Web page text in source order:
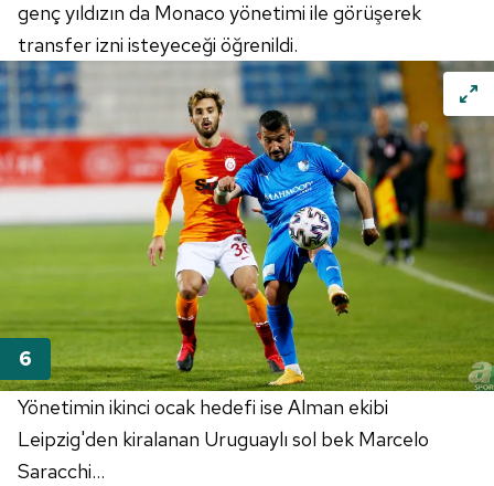
reklam/pazarlama faaliyetlerinin yapılması, amaçlarıyla
sınırlı olarak açık rızanız dahilinde kullanılacaktır.
Çerezlere ilişkin tercihlerinizi aşağıda yer alan panel
vasıtasıyla belirleyebilirsiniz. Çerezlere ilişkin detaylı bilgi
için Ayarlar butonuna tıklayabilir,Çerez Bilgilendirme
Metnimizi
ziyaret edebilirsiniz.
6698 sayılı Kişisel Verilerin Korunması Kanunu uyarınca
hazırlanmış Aydınlatma Metnimizi okumak ve sitemizde
ilgili mevzuata uygun olarak kullanılan çerezlerle ilgili bilgi
tıklayınız
genç yıldızın da Monaco yönetimi ile görüşerek
transfer izni isteyeceği öğrenildi.
Yönetimin ikinci ocak hedefi ise Alman ekibi
Leipzig'den kiralanan Uruguaylı sol bek Marcelo
Saracchi...